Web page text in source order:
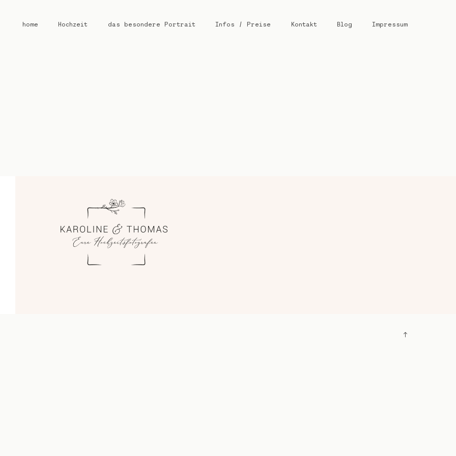
home Hochzeit das besondere Portrait Infos / Preise Kontakt Blog Impressum
Blog
Impressum